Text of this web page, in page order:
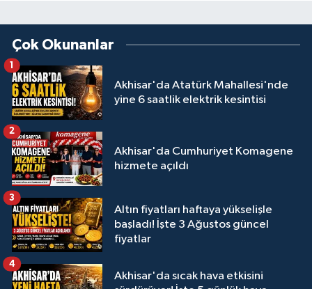
Çok Okunanlar
Akhisar'da Atatürk Mahallesi'nde
yine 6 saatlik elektrik kesintisi
1
Akhisar'da Cumhuriyet Komagene
hizmete açıldı
2
Altın fiyatları haftaya yükselişle
başladı! İşte 3 Ağustos güncel
fiyatlar
3
Akhisar'da sıcak hava etkisini
4